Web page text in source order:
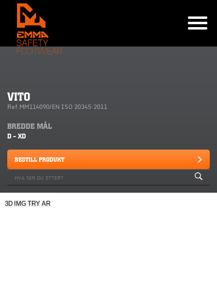
VITO
Ref.MM114090/EN ISO 20345:2011
BREDDE MÅL
D - XD
BESTILL PRODUKT
3D IMG TRY AR